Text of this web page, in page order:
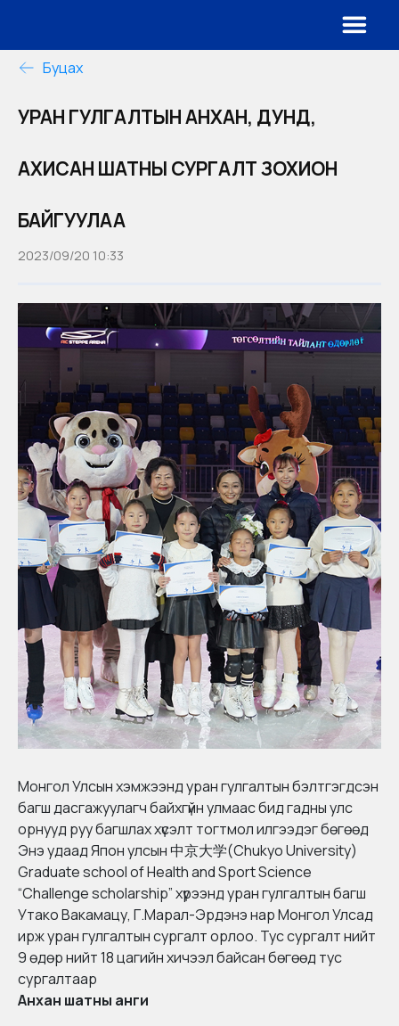
Буцах
УРАН ГУЛГАЛТЫН АНХАН, ДУНД,
АХИСАН ШАТНЫ СУРГАЛТ ЗОХИОН
БАЙГУУЛАА
2023/09/20 10:33
Монгол Улсын хэмжээнд уран гулгалтын бэлтгэгдсэн
багш дасгажуулагч байхгүйн улмаас бид гадны улс
орнууд руу багшлах хүсэлт тогтмол илгээдэг бөгөөд
Энэ удаад Япон улсын中京大学(Chukyo University)
Graduate school of Health and Sport Science
“Challenge scholarship” хүрээнд уран гулгалтын багш
Утако Вакамацу, Г.Марал-Эрдэнэ нар Монгол Улсад
ирж уран гулгалтын сургалт орлоо. Тус сургалт нийт
9 өдөр нийт 18 цагийн хичээл байсан бөгөөд тус
сургалтаар
Анхан шатны анги​